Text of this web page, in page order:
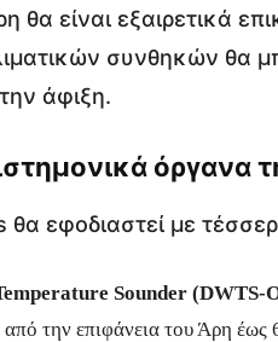
είναι εξαιρετικά
συνθηκών θα
άφιξη.
όργανα
εφοδιαστεί με
Sounder (DWTS-
από την επιφάνεια του Άρη έως